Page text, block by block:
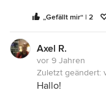
„Gefällt mir“ | 2
Axel R.
vor 9 Jahren
Zuletzt geändert:
Hallo!